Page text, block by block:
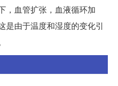
，血管扩张，血液循环加
是由于温度和湿度的变化引